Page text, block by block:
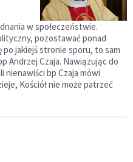
w społeczeństwie.
pozostawać ponad
jakiejś stronie sporu, to sam
Andrzej Czaja. Nawiązując do
nienawiści bp Czaja mówi
Kościół nie może patrzeć